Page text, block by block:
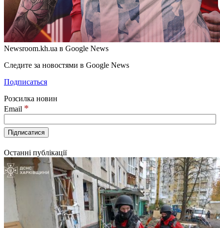
Newsroom.kh.ua в Google News
Следите за новостями в Google News
Подписаться
Розсилка новин
Email *
Останні публікації